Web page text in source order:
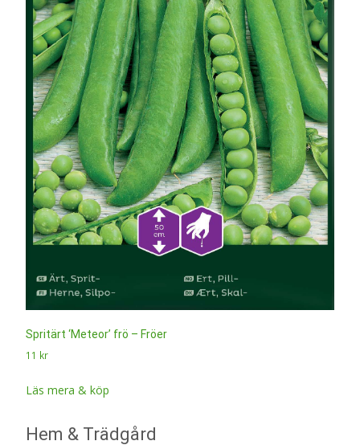
Spritärt ‘Meteor’ frö – Fröer
11 kr
Läs mera & köp
Hem & Trädgård